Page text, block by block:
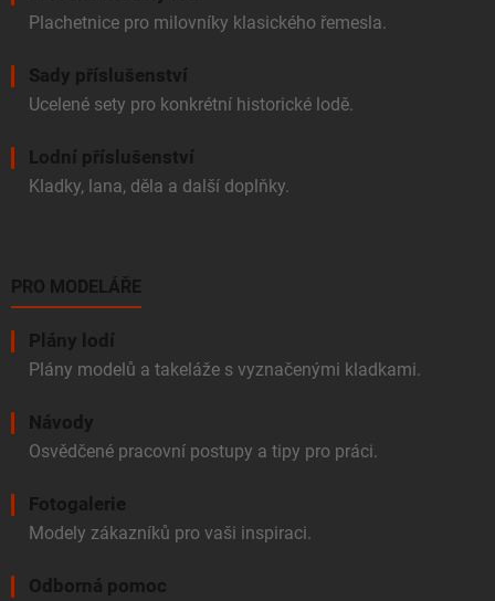
Plachetnice pro milovníky klasického řemesla.
Sady příslušenství
Ucelené sety pro konkrétní historické lodě.
Lodní příslušenství
Kladky, lana, děla a další doplňky.
PRO MODELÁŘE
Plány lodí
Plány modelů a takeláže s vyznačenými kladkami.
Návody
Osvědčené pracovní postupy a tipy pro práci.
Fotogalerie
Modely zákazníků pro vaši inspiraci.
Odborná pomoc